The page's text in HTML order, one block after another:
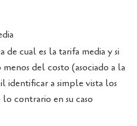
de cual es la tarifa media y si
del costo (asociado a la
identificar a simple vista los
lo contrario en su caso